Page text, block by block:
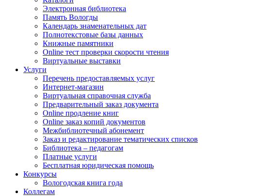
Электронная библиотека
Память Вологды
Календарь знаменательных дат
Полнотекстовые базы данных
Книжные памятники
Online тест проверки скорости чтения
Виртуальные выставки
Услуги
Перечень предоставляемых услуг
Интернет-магазин
Виртуальная справочная служба
Предварительный заказ документа
Online продление книг
Online заказ копий документов
Межбиблиотечный абонемент
Заказ и редактирование тематических списков
Библиотека – педагогам
Платные услуги
Бесплатная юридическая помощь
Конкурсы
Вологодская книга года
Коллегам